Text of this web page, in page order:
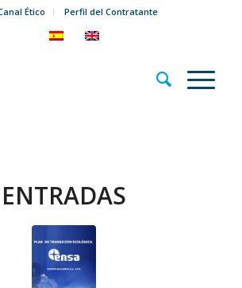
Ético Perfil del Contratante
ENTRADAS